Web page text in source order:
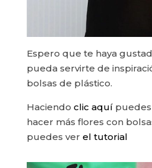
Espero que te haya
pueda servirte de
bolsas de plástico.
Haciendo clic aquípuedes
hacer más flores con
puedes ver el tutorial